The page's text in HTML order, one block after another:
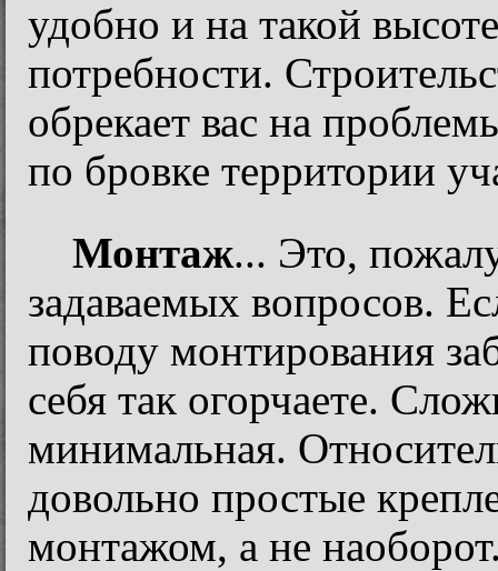
удобно и на такой
потребности.
обрекает вас на
по бровке территории
Монтаж... Это,
задаваемых вопросов.
поводу монтирования
себя так огорчаете.
минимальная.
довольно простые
монтажом, а не